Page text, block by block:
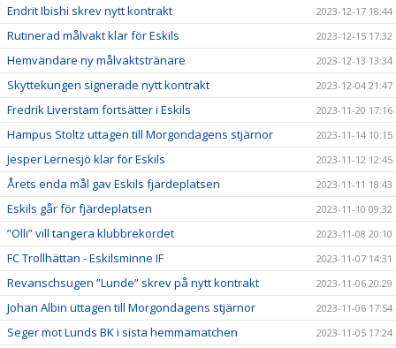
Endrit Ibishi skrev nytt kontrakt 2023-12-17 18:44
Rutinerad målvakt klar för Eskils 2023-12-15 17:32
Hemvändare ny målvaktstränare 2023-12-13 13:34
Skyttekungen signerade nytt kontrakt 2023-12-04 21:47
Fredrik Liverstam fortsätter i Eskils 2023-11-20 17:16
Hampus Stoltz uttagen till Morgondagens stjärnor 2023-11-14 10:15
Jesper Lernesjö klar för Eskils 2023-11-12 12:45
Årets enda mål gav Eskils fjärdeplatsen 2023-11-11 18:43
Eskils går för fjärdeplatsen 2023-11-10 09:32
”Olli” vill tangera klubbrekordet 2023-11-08 20:10
FC Trollhättan - Eskilsminne IF 2023-11-07 14:31
Revanschsugen ”Lunde” skrev på nytt kontrakt 2023-11-06 20:29
Johan Albin uttagen till Morgondagens stjärnor 2023-11-06 17:54
Seger mot Lunds BK i sista hemmamatchen 2023-11-05 17:24